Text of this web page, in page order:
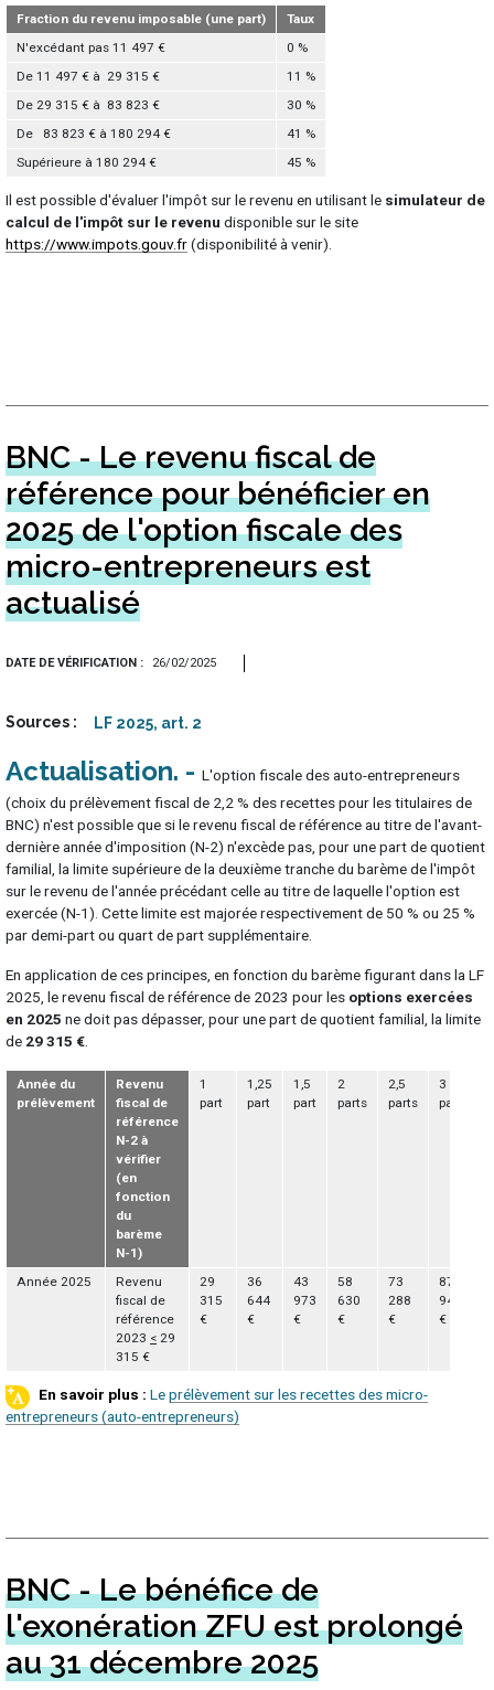
Fraction du revenu imposable (une part)
Taux
N'excédant pas 11 497 €
0 %
De 11 497 € à 29 315 €
11 %
De 29 315 € à 83 823 €
30 %
De 83 823 € à 180 294 €
41 %
Supérieure à 180 294 €
45 %
Il est possible d'évaluer l'impôt sur le revenu en utilisant le simulateur de
calcul de l'impôt sur le revenu disponible sur le site
https://www.impots.gouv.fr(disponibilité à venir).
BNC - Le revenu fiscal de
référence pour bénéficier en
2025 de l'option fiscale des
micro-entrepreneurs est
actualisé
DATE DE VÉRIFICATION 26/02/2025
Sources LF 2025, art. 2
Actualisation
L'option fiscale des auto-entrepreneurs
(choix du prélèvement fiscal de 2,2 % des recettes pour les titulaires de
BNC) n'est possible que si le revenu fiscal de référence au titre de l'avant-
dernière année d'imposition (N-2) n'excède pas, pour une part de quotient
familial, la limite supérieure de la deuxième tranche du barème de l'impôt
sur le revenu de l'année précédant celle au titre de laquelle l'option est
exercée (N-1). Cette limite est majorée respectivement de 50 % ou 25 %
par demi-part ou quart de part supplémentaire.
En application de ces principes, en fonction du barème figurant dans la LF
2025, le revenu fiscal de référence de 2023 pour les options exercées
en 2025 ne doit pas dépasser, pour une part de quotient familial, la limite
de 29 315 €
Année du
prélèvement
Revenu
fiscal de
référence
N-2 à
vérifier
(en
fonction
du
barème
N-1)
1
part
1,25
part
1,5
part
2
parts
2,5
parts
3
parts
Année 2025
Revenu
fiscal de
référence
2023 < 29
315 €
29
315
€
36
644
€
43
973
€
58
630
€
73
288
€
87
945
€
Le prélèvement sur les recettes des micro-
entrepreneurs (auto-entrepreneurs)
BNC - Le bénéfice de
l'exonération ZFU est prolongé
au 31 décembre 2025